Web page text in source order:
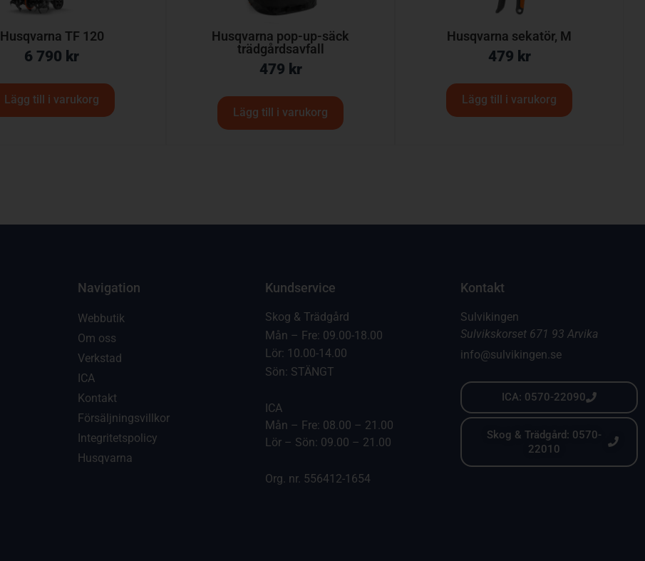
Husqvarna TF 120
6 790 kr
Lägg till i varukorg
Husqvarna pop-up-säck
trädgårdsavfall
479 kr
Lägg till i varukorg
Husqvarna sekatör, M
479 kr
Lägg till i varukorg
Navigation
Webbutik
Om oss
Verkstad
ICA
Kontakt
Försäljningsvillkor
Integritetspolicy
Husqvarna
Kundservice
Skog & Trädgård
Mån – Fre: 09.00-18.00
Lör: 10.00-14.00
Sön: STÄNGT
ICA
Mån – Fre: 08.00 – 21.00
Lör – Sön: 09.00 – 21.00
Org. nr. 556412-1654
Kontakt
Sulvikingen
Sulvikskorset 671 93 Arvika
info@sulvikingen.se
ICA: 0570-22090
Skog & Trädgård: 0570-
22010